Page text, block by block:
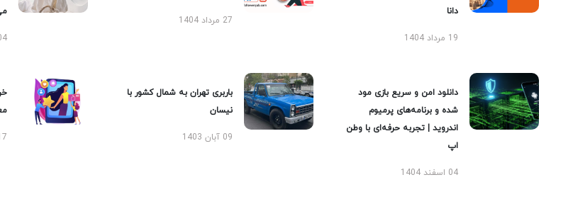
دانا
19 مرداد 1404
27 مرداد 1404
04
دانلود امن و سریع بازی مود
شده و برنامه‌های پرمیوم
اندروید | تجربه حرفه‌ای با وطن
اپ
04 اسفند 1404
باربری تهران به شمال کشور با
نیسان
09 آبان 1403 17 تیر